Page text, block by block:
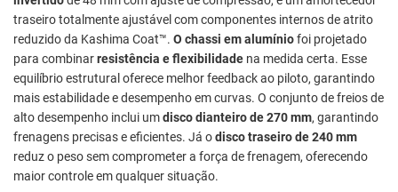
traseiro totalmente ajustável com componentes internos de atrito
reduzido da Kashima Coat™. O chassi em alumíniofoi projetado
para combinarresistência e flexibilidade na medida certa. Esse
equilíbrio estrutural oferece melhor feedback ao piloto, garantindo
mais estabilidade e desempenho em curvas. O conjunto de freios de
alto desempenho inclui umdisco dianteiro de 270 mm, garantindo
frenagens precisas e eficientes. Já odisco traseiro de 240 mm
reduz o peso sem comprometer a força de frenagem, oferecendo
maior controle em qualquer situação.